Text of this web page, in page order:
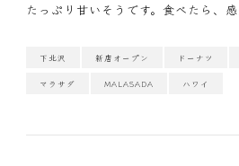
たっぷり甘いそうです。食べたら、
下北沢 新店オープン ドーナツ
マラサダ MALASADA ハワイ